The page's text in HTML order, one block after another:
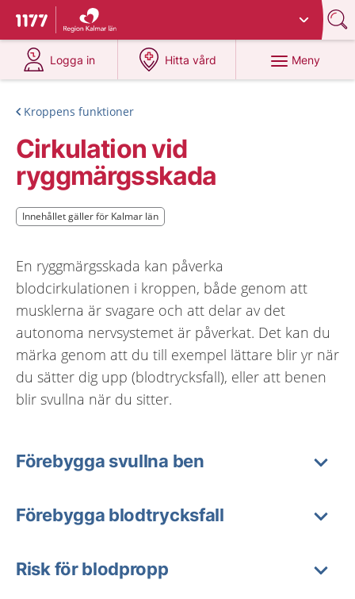
Till startsidan för 1177
Du har valt region
Logga in
på 1177.se
Hitta vård
på 1177.se
Meny
Kroppens funktioner
Cirkulation vid
ryggmärgsskada
Innehållet gäller för Kalmar län
Innehållet gäller för Kalmar län
En ryggmärgsskada kan påverka
blodcirkulationen i kroppen, både genom att
musklerna är svagare och att delar av det
autonoma nervsystemet är påverkat. Det kan du
märka genom att du till exempel lättare blir yr när
du sätter dig upp (blodtrycksfall), eller att benen
blir svullna när du sitter.
Förebygga svullna ben
Förebygga blodtrycksfall
Risk för blodpropp